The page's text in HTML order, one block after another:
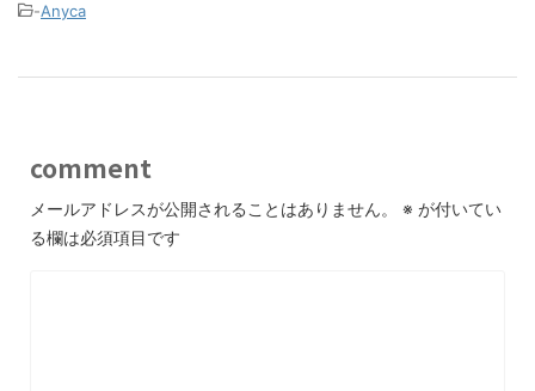
-Anyca
comment
メールアドレスが公開されることはありません。 ※ が付いてい
る欄は必須項目です